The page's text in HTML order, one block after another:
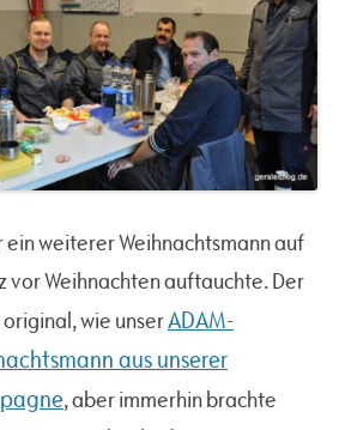
ein weiterer Weihnachtsmann auf
vor Weihnachten auftauchte. Der
wie unserADAM-
aus unserer
, aber immerhin brachte